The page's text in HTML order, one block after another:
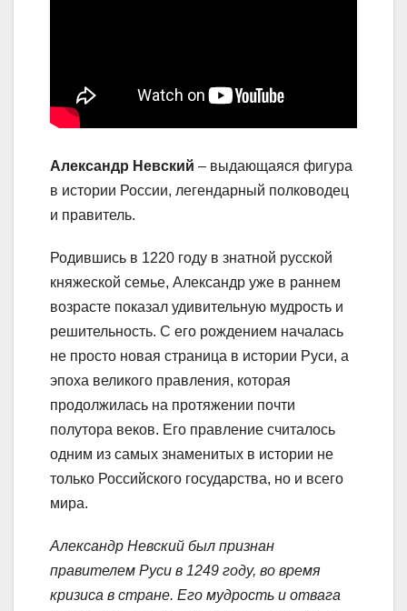
Александр Невский – выдающаяся фигура
в истории России, легендарный полководец
и правитель.
Родившись в 1220 году в знатной русской
княжеской семье, Александр уже в раннем
возрасте показал удивительную мудрость и
решительность. С его рождением началась
не просто новая страница в истории Руси, а
эпоха великого правления, которая
продолжилась на протяжении почти
полутора веков. Его правление считалось
одним из самых знаменитых в истории не
только Российского государства, но и всего
мира.
Александр Невский был признан
правителем Руси в 1249 году, во время
кризиса в стране. Его мудрость и отвага